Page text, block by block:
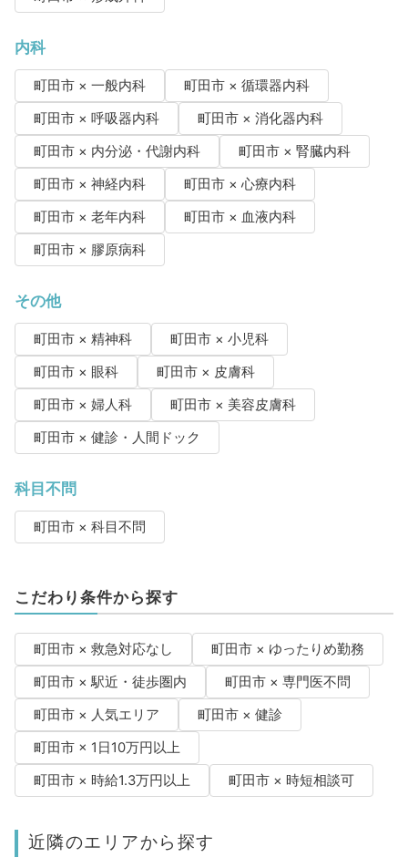
内科
町田市 × 一般内科
町田市 × 循環器内科
町田市 × 呼吸器内科
町田市 × 消化器内科
町田市 × 内分泌・代謝内科
町田市 × 腎臓内科
町田市 × 神経内科
町田市 × 心療内科
町田市 × 老年内科
町田市 × 血液内科
町田市 × 膠原病科
その他
町田市 × 精神科
町田市 × 小児科
町田市 × 眼科
町田市 × 皮膚科
町田市 × 婦人科
町田市 × 美容皮膚科
町田市 × 健診・人間ドック
科目不問
町田市 × 科目不問
こだわり条件から探す
町田市 × 救急対応なし
町田市 × ゆったりめ勤務
町田市 × 駅近・徒歩圏内
町田市 × 専門医不問
町田市 × 人気エリア
町田市 × 健診
町田市 × 1日10万円以上
町田市 × 時給1.3万円以上
町田市 × 時短相談可
近隣のエリアから探す